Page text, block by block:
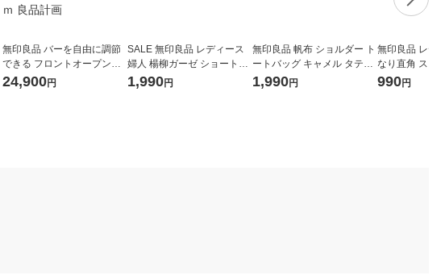
無印良品 バーを自由に調節
できる フロントオープンキ
ャリーケース（３２Ｌ） 黒
24,900円
SALE 無印良品 レディース
婦人 楊柳ガーゼ ショートカ
ーディガン 婦人Ｍ オフ白 良
1,990円
無印良品 帆布 ショルダー ト
ートバッグ キャメル タテ３
８×ヨコ４２×マチ１５ｃｍ
1,990円
無印良品 レデ
なり直角 スニ
（４足組） ２
990円